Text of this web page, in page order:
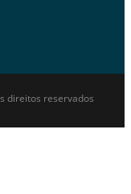
direitos reservados